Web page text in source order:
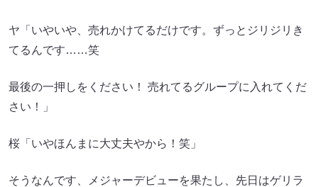
ヤ「いやいや、売れかけてるだけです。ずっとジリジリき
てるんです……笑
最後の一押しをください！ 売れてるグループに入れてくだ
さい！」
桜「いやほんまに大丈夫やから！笑」
そうなんです、メジャーデビューを果たし、先日はゲリラ